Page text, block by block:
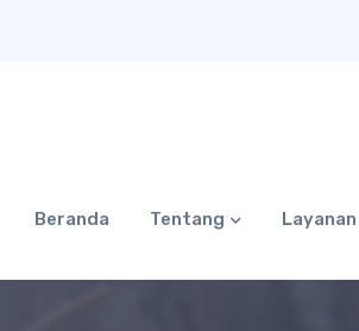
Beranda Tentang Layanan